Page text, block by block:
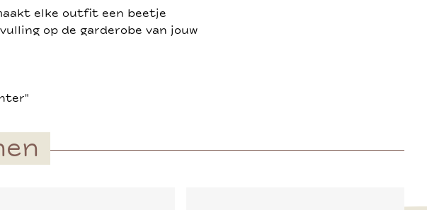
elke outfit een beetje
op de garderobe van jouw